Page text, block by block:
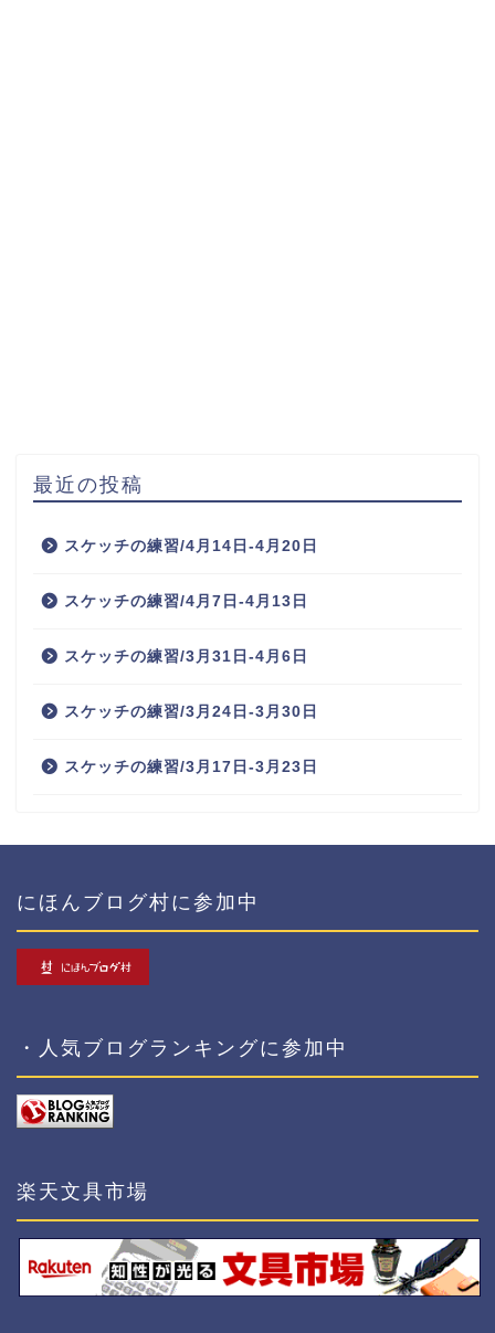
最近の投稿
スケッチの練習/4月14日-4月20日
スケッチの練習/4月7日-4月13日
スケッチの練習/3月31日-4月6日
スケッチの練習/3月24日-3月30日
スケッチの練習/3月17日-3月23日
にほんブログ村に参加中
・人気ブログランキングに参加中
楽天文具市場